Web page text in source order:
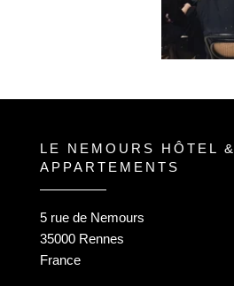
LE NEMOURS HÔTEL &
APPARTEMENTS
5 rue de Nemours
35000 Rennes
France